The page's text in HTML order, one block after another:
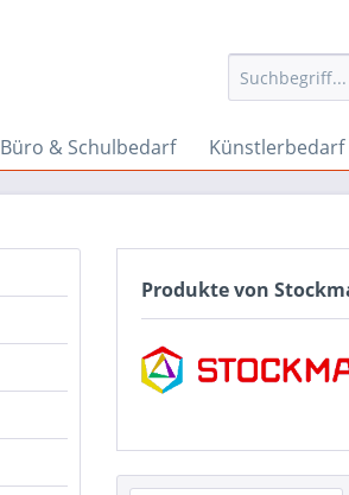
Büro & Schulbedarf Künstlerbedarf
Produkte von